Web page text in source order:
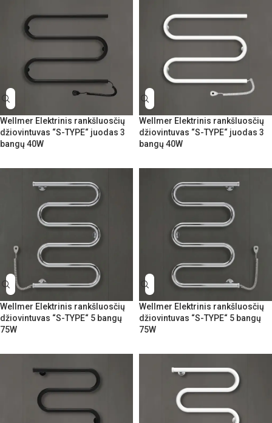
Wellmer Elektrinis rankšluosčių
džiovintuvas “S-TYPE“ juodas 3
bangų 40W
Wellmer Elektrinis rankšluosčių
džiovintuvas “S-TYPE“ juodas 3
bangų 40W
Wellmer Elektrinis rankšluosčių
džiovintuvas “S-TYPE“ 5 bangų
75W
Wellmer Elektrinis rankšluosčių
džiovintuvas “S-TYPE“ 5 bangų
75W